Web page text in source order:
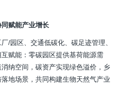
同赋能产业增长
/园区、交通低碳化、碳足迹管理、
赋能：零碳园区提供基荷能源需
纳空间，碳资产实现绿色溢价，乡
地场景，共同构建生物天然气产业